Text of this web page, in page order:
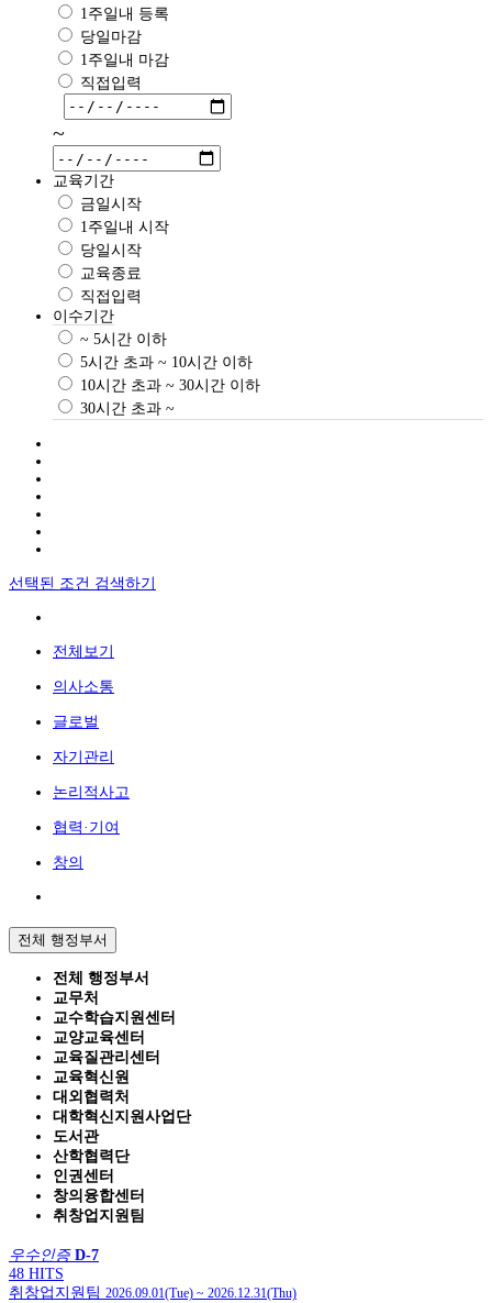
1주일내 등록
당일마감
1주일내 마감
직접입력
~
교육기간
금일시작
1주일내 시작
당일시작
교육종료
직접입력
이수기간
~ 5시간 이하
5시간 초과 ~ 10시간 이하
10시간 초과 ~ 30시간 이하
30시간 초과 ~
선택된 조건 검색하기
전체보기
의사소통
글로벌
자기관리
논리적사고
협력·기여
창의
전체 행정부서
전체 행정부서
교무처
교수학습지원센터
교양교육센터
교육질관리센터
교육혁신원
대외협력처
대학혁신지원사업단
도서관
산학협력단
인권센터
창의융합센터
취창업지원팀
우수인증 D-7
48 HITS
취창업지원팀 2026.09.01(Tue) ~ 2026.12.31(Thu)